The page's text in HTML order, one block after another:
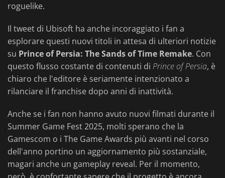
roguelike.
Il tweet di Ubisoft ha anche incoraggiato i fan a
esplorare questi nuovi titoli in attesa di ulteriori notizie
su Prince of Persia: The Sands of Time Remake. Con
questo flusso costante di contenuti di Prince of Persia, è
chiaro che l'editore è seriamente intenzionato a
rilanciare il franchise dopo anni di inattività.
Anche se i fan non hanno avuto nuovi filmati durante il
Summer Game Fest 2025, molti sperano che la
Gamescom o i The Game Awards più avanti nel corso
dell'anno portino un aggiornamento più sostanziale,
magari anche un gameplay reveal. Per il momento,